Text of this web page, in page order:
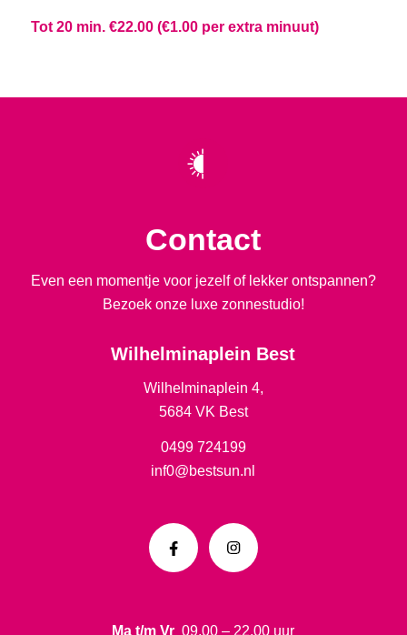
Tot 20 min. €22.00 (€1.00 per extra minuut)
Contact
Even een momentje voor jezelf of lekker ontspannen?
Bezoek onze luxe zonnestudio!
Wilhelminaplein Best
Wilhelminaplein 4,
5684 VK Best
0499 724199
inf0@bestsun.nl
Ma t/m Vr 09.00 – 22.00 uur